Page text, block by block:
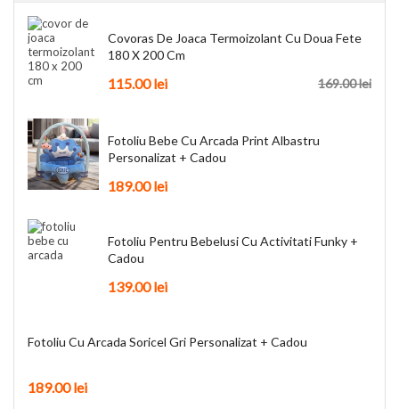
Covoras De Joaca Termoizolant Cu Doua Fete
180 X 200 Cm
169.00lei
115.00lei
Fotoliu Bebe Cu Arcada Print Albastru
Personalizat + Cadou
189.00lei
Fotoliu Pentru Bebelusi Cu Activitati Funky +
Cadou
139.00lei
Fotoliu Cu Arcada Soricel Gri Personalizat + Cadou
189.00lei